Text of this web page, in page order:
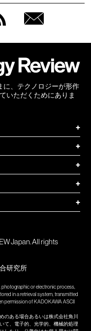
に、テクノロジーが形作
いただくためにありま
+
+
+
+
+
Japan. All rights
研究所
photographic or electronic process,
in a retrieval system, transmitted
permission of KADOKAWA ASCII
のある場合あるいは株式会社角川
て、電子的、光学的、機械的処理